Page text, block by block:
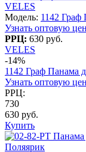
VELES
Модель: 1142 Граф
Узнать оптовую
РРЦ: 630 руб.
VELES
-14%
1142 Граф Панама
Узнать оптовую
РРЦ:
730
630 руб.
Купить
Поляярик